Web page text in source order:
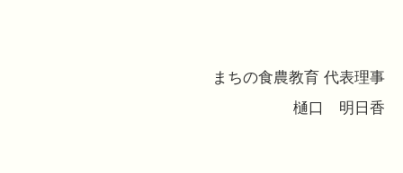
まちの食農教育 代表理事
樋口 明日香